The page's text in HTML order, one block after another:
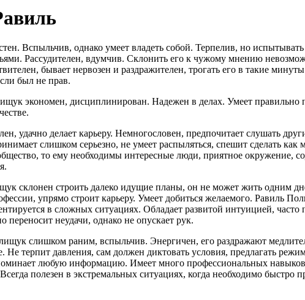
Вспыльчив, однако умеет владеть собой. Терпелив, но
Рассудителен, вдумчив. Склонить его к чужому мнению
бывает нервозен и раздражителен, трогать его в такие
был не прав.
экономен, дисциплинирован. Надежен в делах. Умеет правильно
удачно делает карьеру. Немногословен, предпочитает слушать
слишком серьезно, не умеет распыляться, спешит сделать
то ему необходимы интересные люди, приятное окружение,
склонен строить далеко идущие планы, он не может жить одним
упрямо строит карьеру. Умеет добиться желаемого. Равиль
в сложных ситуациях. Обладает развитой интуицией, часто
переносит неудачи, однако не опускает рук.
слишком раним, вспыльчив. Энергичен, его раздражают
Не терпит давления, сам должен диктовать условия, предлагать
любую информацию. Имеет много профессиональных
полезен в экстремальных ситуациях, когда необходимо быстро